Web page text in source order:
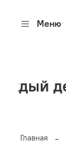
Меню
Главная